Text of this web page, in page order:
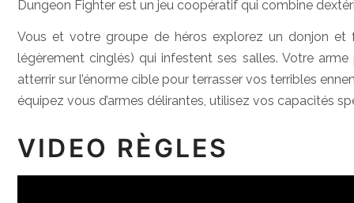
Dungeon Fighter est un jeu coopératif qui combine
Vous et votre groupe de héros explorez un donjon
légèrement cinglés) qui infestent ses salles. Votre
atterrir sur l’énorme cible pour terrasser vos terribles
équipez vous d’armes délirantes, utilisez vos capacités
VIDEO RÈGLES